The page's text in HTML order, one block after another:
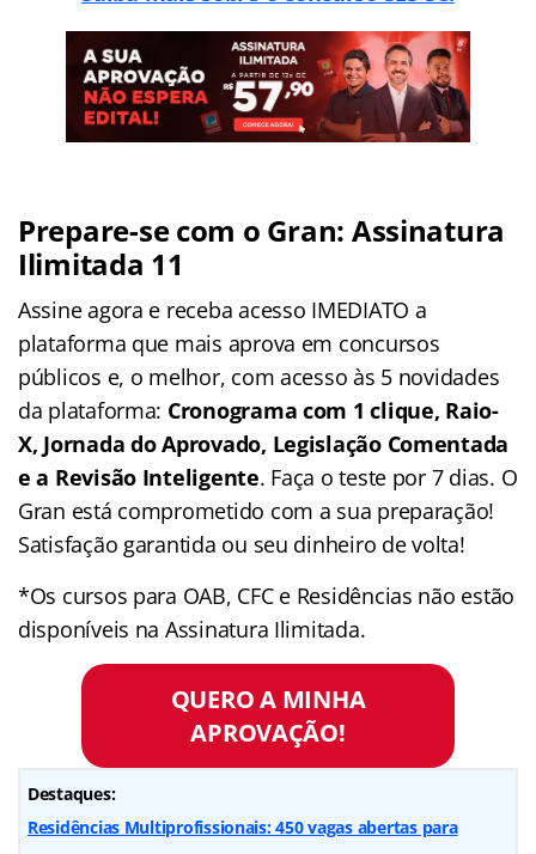
Prepare-se com o Gran: Assinatura
Ilimitada 11
Assine agora e receba acesso IMEDIATO a
plataforma que mais aprova em concursos
públicos e, o melhor, com acesso às 5 novidades
da plataforma: Cronograma com 1 clique, Raio-
X, Jornada do Aprovado, Legislação Comentada
e a Revisão Inteligente. Faça o teste por 7 dias. O
Gran está comprometido com a sua preparação!
Satisfação garantida ou seu dinheiro de volta!
*Os cursos para OAB, CFC e Residências não estão
disponíveis na Assinatura Ilimitada.
QUERO A MINHA
APROVAÇÃO!
Destaques:
Residências Multiprofissionais: 450 vagas abertas para